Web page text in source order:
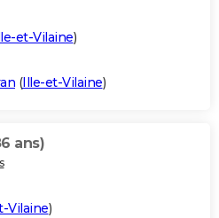
et-Vilaine)
(Ille-et-Vilaine)
ans)
Vilaine)